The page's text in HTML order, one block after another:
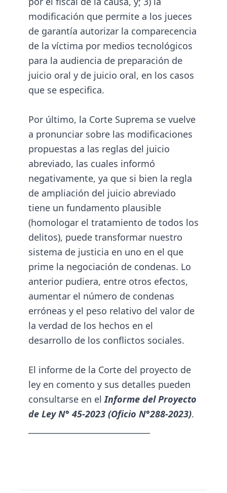
modificación que permite a los jueces
de garantía autorizar la comparecencia
de la víctima por medios tecnológicos
para la audiencia de preparación de
juicio oral y de juicio oral, en los casos
que se especifica.
Por último, la Corte Suprema se vuelve
a pronunciar sobre las modificaciones
propuestas a las reglas del juicio
abreviado, las cuales informó
negativamente, ya que si bien la regla
de ampliación del juicio abreviado
tiene un fundamento plausible
(homologar el tratamiento de todos los
delitos), puede transformar nuestro
sistema de justicia en uno en el que
prime la negociación de condenas. Lo
anterior pudiera, entre otros efectos,
aumentar el número de condenas
erróneas y el peso relativo del valor de
la verdad de los hechos en el
desarrollo de los conflictos sociales.
El informe de la Corte del proyecto de
ley en comento y sus detalles pueden
consultarse en elInforme del Proyecto
de Ley N° 45-2023 (Oficio N°288-2023).